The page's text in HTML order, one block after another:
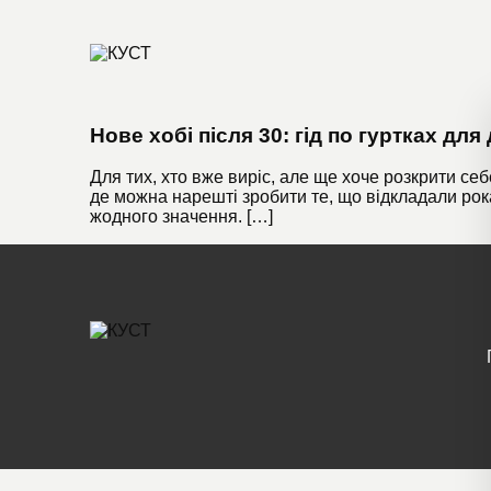
Нове хобі після 30: гід по гуртках для
Для тих, хто вже виріс, але ще хоче розкрити
де можна нарешті зробити те, що відкладали
жодного значення. […]